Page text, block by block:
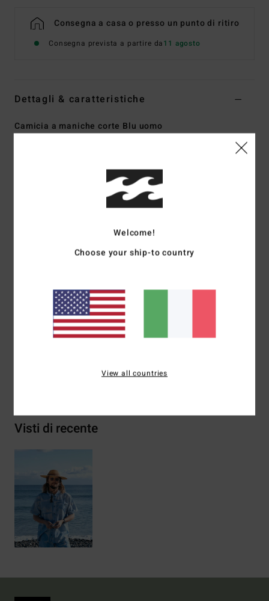
Consegna a casa o presso un punto di ritiro
Consegna prevista a partire da11 agosto
Dettagli & caratteristiche
Camicia a maniche corte Blu uomo
collezione Ty Williams
chiusura con bottoni
Altre caratteristiche:top in tessuto stampato con
elasticità meccanica
Composizione52% cotone 48% lyocell
Spedizioni e Resi
Visti di recente
Welcome!
Choose your ship-to country
View all countries